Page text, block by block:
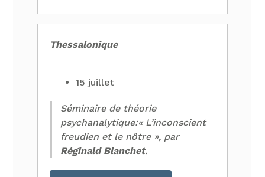
Thessalonique
15 juillet
Séminaire de théorie
psychanalytique:« L’inconscient
freudien et le nôtre », par
Réginald Blanchet.